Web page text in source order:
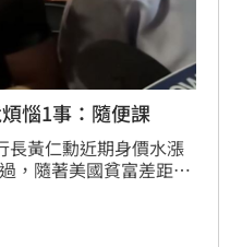
惱1事：隨便課
長黃仁勳近期身價水漲
，隨著美國貧富差距持
性 5% 的財富稅，用於